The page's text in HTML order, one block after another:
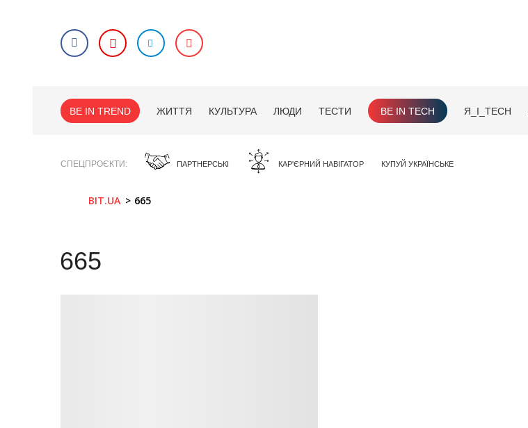
BE IN TREND ЖИТТЯ КУЛЬТУРА ЛЮДИ ТЕСТИ BE IN TECH Я_І_TECH
СПЕЦПРОЄКТИ ПАРТНЕРСЬКІ КАР'ЄРНИЙ НАВІГАТОР КУПУЙ УКРАЇНСЬКЕ
BIT.UA 665
665